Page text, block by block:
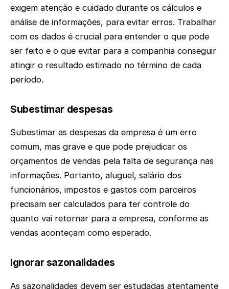
exigem atenção e cuidado durante os cálculos e
análise de informações, para evitar erros. Trabalhar
com os dados é crucial para entender o que pode
ser feito e o que evitar para a companhia conseguir
atingir o resultado estimado no término de cada
período.
Subestimar despesas
Subestimar as despesas da empresa é um erro
comum, mas grave e que pode prejudicar os
orçamentos de vendas pela falta de segurança nas
informações. Portanto, aluguel, salário dos
funcionários, impostos e gastos com parceiros
precisam ser calculados para ter controle do
quanto vai retornar para a empresa, conforme as
vendas aconteçam como esperado.
Ignorar sazonalidades
As sazonalidades devem ser estudadas atentamente